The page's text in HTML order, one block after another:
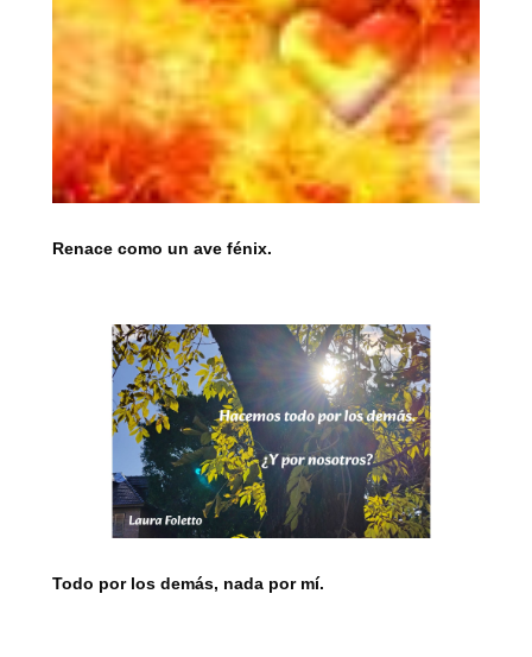
Renace como un ave fénix.
Todo por los demás, nada por mí.